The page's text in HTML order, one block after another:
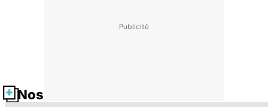
Nos fiches santé